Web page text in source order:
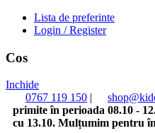
Lista de preferinte
Login / Register
Cos
Inchide
0767 119 150 |
primite în perioada 08.10 -
cu 13.10. Mulțumim pentru